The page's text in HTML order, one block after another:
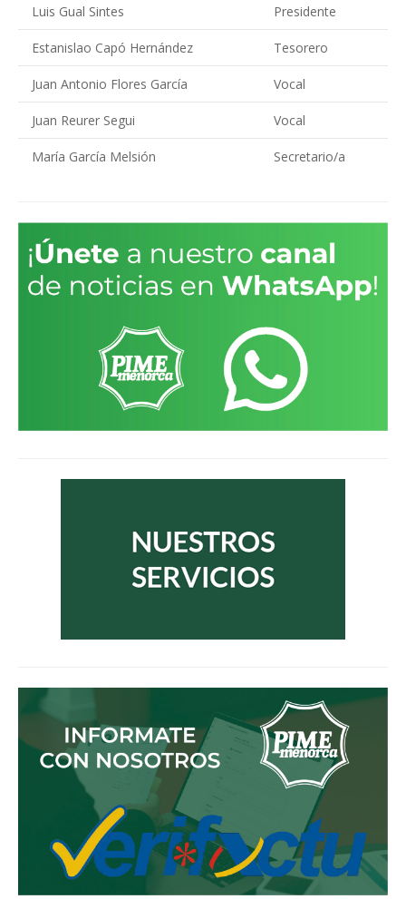
Luis Gual Sintes Presidente
Estanislao Capó Hernández Tesorero
Juan Antonio Flores García Vocal
Juan Reurer Segui Vocal
María García Melsión Secretario/a